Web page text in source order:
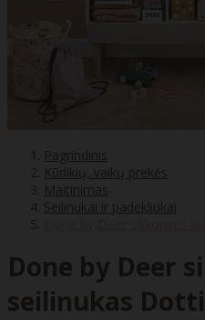
Pagrindinis
Kūdikių, vaikų prekės
Maitinimas
Seilinukai ir padėkliukai
Done by Deer
seilinukas